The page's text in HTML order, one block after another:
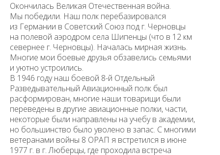
Окончилась Великая Отечественная война.
Мы победили. Наш полк перебазировался
из Германии в Советский Союз под г. Черновцы
на поле­вой аэродром села Шипенцы (что в 12 км
севернее г. Черновцы). Началась мирная жизнь.
Многие мои боевые друзья обзавелись семьями
и уютно устроились.
В 1946 году наш боевой 8-й Отдельный
Разведывательный Авиацион­ный полк был
расформирован, многие наши товарищи были
переведены в другие авиационные полки, части,
некоторые были направлены на учебу в академии,
но большинство было уволено в запас. С многими
ветеранами войны 8 ОРАП я встретился в июне
1977 г. в г. Люберцы, где проходила встреча